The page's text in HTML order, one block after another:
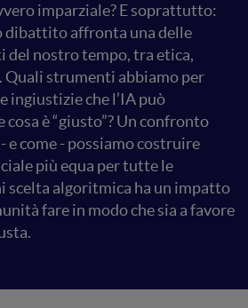
imparziale? E soprattutto:
dibattito affronta una delle
del nostro tempo, tra etica,
Quali strumenti abbiamo per
ingiustizie che l’IA può
cosa è “giusto”? Un confronto
e come - possiamo costruire
più equa per tutte le
scelta algoritmica ha un impatto
fare in modo che sia a favore